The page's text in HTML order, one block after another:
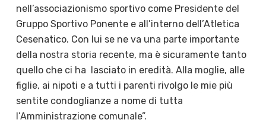
nell’associazionismo sportivo come Presidente del
Gruppo Sportivo Ponente e all’interno dell’Atletica
Cesenatico. Con lui se ne va una parte importante
della nostra storia recente, ma è sicuramente tanto
quello che ci ha
lasciato in eredità. Alla moglie, alle
figlie, ai nipoti e a tutti i parenti rivolgo le mie più
sentite condoglianze a nome di tutta
l’Amministrazione comunale”.